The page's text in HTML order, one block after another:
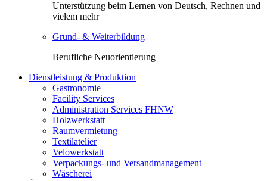
Unterstützung beim Lernen von Deutsch, Rechnen und
vielem mehr
Grund- & Weiterbildung
Berufliche Neuorientierung
Dienstleistung & Produktion
Gastronomie
Facility Services
Administration Services FHNW
Holzwerkstatt
Raumvermietung
Textilatelier
Velowerkstatt
Verpackungs- und Versandmanagement
Wäscherei